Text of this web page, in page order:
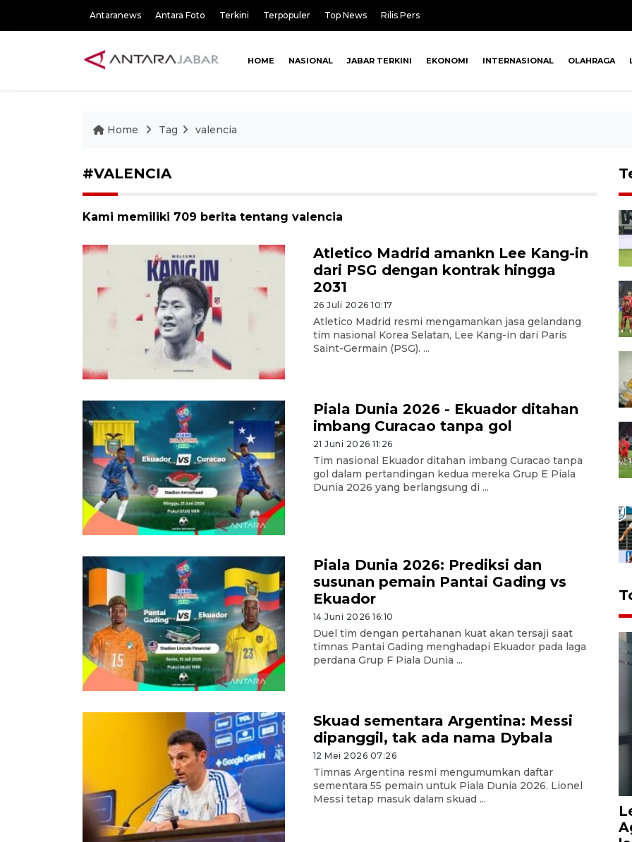
Antaranews Antara Foto Terkini Terpopuler Top News Rilis Pers
HOME NASIONAL JABAR TERKINI EKONOMI INTERNASIONAL OLAHRAGA
Home Tag valencia
#VALENCIA
Kami memiliki 709 berita tentang valencia
Atletico Madrid amankn Lee Kang-in
dari PSG dengan kontrak hingga
2031
26 Juli 2026 10:17
Atletico Madrid resmi mengamankan jasa gelandang
tim nasional Korea Selatan, Lee Kang-in dari Paris
Saint-Germain (PSG). ...
Piala Dunia 2026 - Ekuador ditahan
imbang Curacao tanpa gol
21 Juni 2026 11:26
Tim nasional Ekuador ditahan imbang Curacao tanpa
gol dalam pertandingan kedua mereka Grup E Piala
Dunia 2026 yang berlangsung di ...
Piala Dunia 2026: Prediksi dan
susunan pemain Pantai Gading vs
Ekuador
14 Juni 2026 16:10
Duel tim dengan pertahanan kuat akan tersaji saat
timnas Pantai Gading menghadapi Ekuador pada laga
perdana Grup F Piala Dunia ...
Skuad sementara Argentina: Messi
dipanggil, tak ada nama Dybala
12 Mei 2026 07:26
Timnas Argentina resmi mengumumkan daftar
sementara 55 pemain untuk Piala Dunia 2026. Lionel
Messi tetap masuk dalam skuad ...